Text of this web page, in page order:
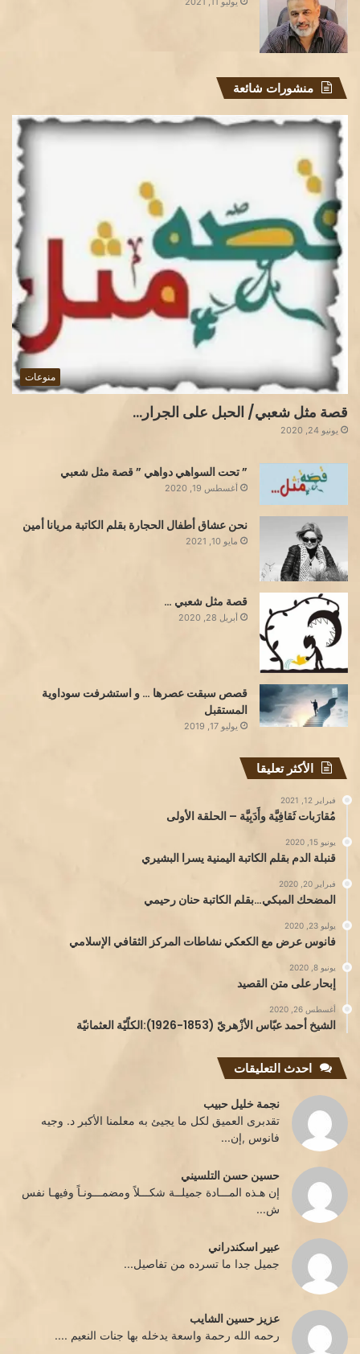
منشورات شائعة
منوعات
قصة مثل شعبي/ الحبل على الجرار…
يونيو 24, 2020
” تحت السواهي دواهي ” قصة مثل شعبي
أغسطس 19, 2020
نحن عشاق أطفال الحجارة بقلم الكاتبة مريانا أمين
مايو 10, 2021
قصة مثل شعبي …
أبريل 28, 2020
قصص سبقت عصرها … و استشرفت سوداوية
المستقبل
يوليو 17, 2019
الأكثر تعليقا
فبراير 12, 2021
مُقارَبات ثَقافِيَّة وأَدَبِيَّة – الحلقة الأولى
يونيو 15, 2020
قنبلة الدم بقلم الكاتبة اليمنية يسرا البشيري
فبراير 20, 2020
المضحك المبكي…بقلم الكاتبة حنان رحيمي
يوليو 23, 2020
فانوس عرض مع الكعكي نشاطات المركز الثقافي الإسلامي
يونيو 8, 2020
إبحار على متن القصيد
أغسطس 26, 2020
الشيخ أحمد عبّاس الأزْهريّ (1853-1926):الكلّيّة العثمانيّة
احدث التعليقات
نجمة خليل حبيب
تقدبرى العميق لكل ما يجيئ به معلمنا الأكبر د. وجيه
فانوس ,إن...
حسين حسن التلسيني
إن هـذه المـــادة جميلــة شكـــلاً ومضمـــونـاً وفيهـا نفس
ش...
عبير اسكندراني
جميل جدا ما تسرده من تفاصيل...
عزيز حسين الشايب
رحمه الله رحمة واسعة يدخله بها جنات النعيم ....